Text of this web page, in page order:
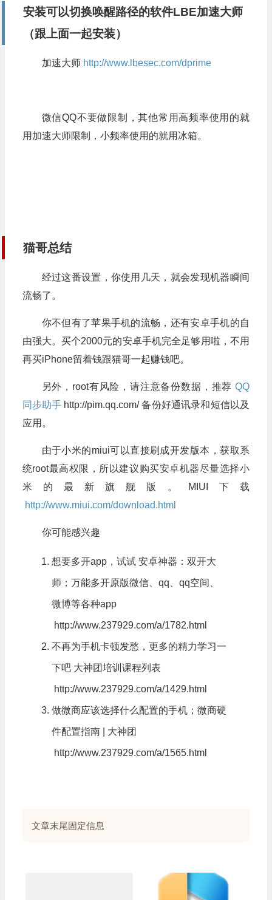
安装可以切换唤醒路径的软件LBE加速大师
（跟上面一起安装）
加速大师 http://www.lbesec.com/dprime
微信QQ不要做限制，其他常用高频率使用的就
用加速大师限制，小频率使用的就用冰箱。
猫哥总结
经过这番设置，你使用几天，就会发现机器瞬间
流畅了。
你不但有了苹果手机的流畅，还有安卓手机的自
由强大。买个2000元的安卓手机完全足够用啦，不用
再买iPhone留着钱跟猫哥一起赚钱吧。
另外，root有风险，请注意备份数据，推荐 QQ
同步助手 http://pim.qq.com/ 备份好通讯录和短信以及
应用。
由于小米的miui可以直接刷成开发版本，获取系
统root最高权限，所以建议购买安卓机器尽量选择小
米的最新旗舰版。MIUI下载
http://www.miui.com/download.html
你可能感兴趣
想要多开app，试试 安卓神器：双开大
师；万能多开原版微信、qq、qq空间、
微博等各种app
http://www.237929.com/a/1782.html
不再为手机卡顿发愁，更多的精力学习一
下吧 大神团培训 课程列表
http://www.237929.com/a/1429.html
做微商应该选择什么配置的手机；微商硬
件配置指南 | 大神团
http://www.237929.com/a/1565.html
文章末尾固定信息